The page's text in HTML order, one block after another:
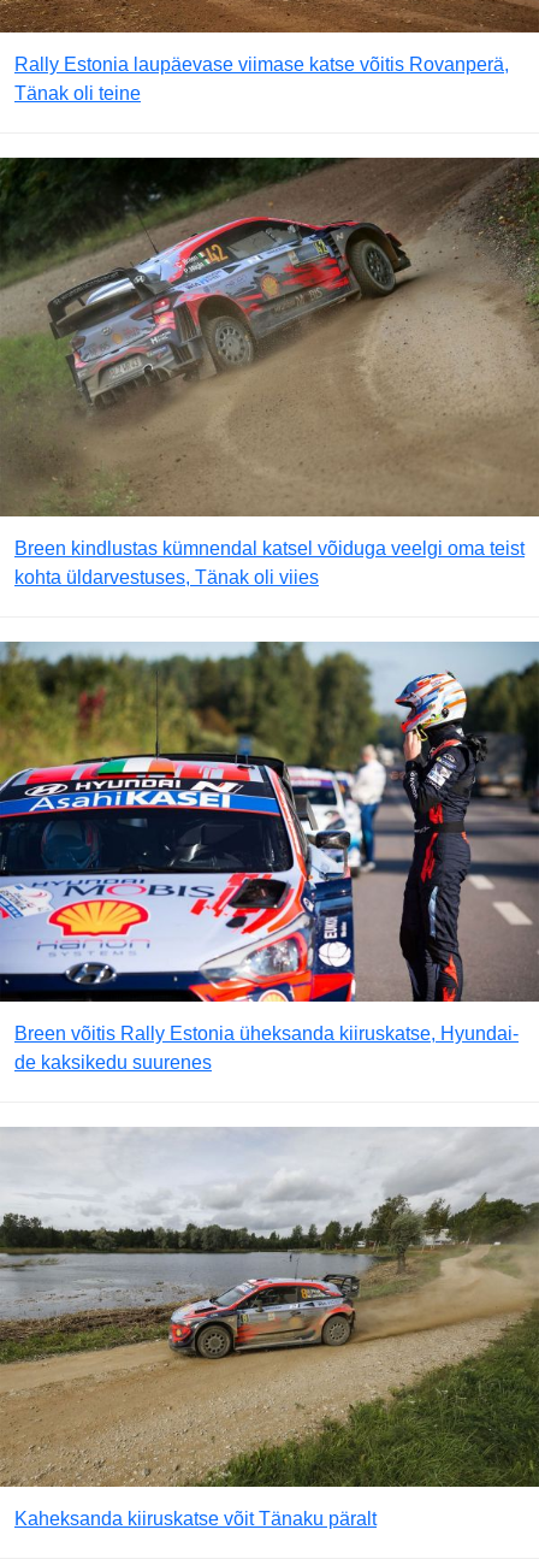
Rally Estonia laupäevase viimase katse võitis Rovanperä,
Tänak oli teine
Breen kindlustas kümnendal katsel võiduga veelgi oma teist
kohta üldarvestuses, Tänak oli viies
Breen võitis Rally Estonia üheksanda kiiruskatse, Hyundai-
de kaksikedu suurenes
Kaheksanda kiiruskatse võit Tänaku päralt